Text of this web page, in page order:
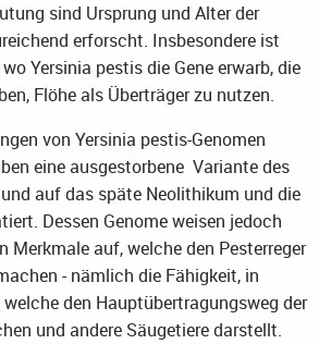
sind Ursprung und Alter der
erforscht. Insbesondere ist
Yersinia pestis die Gene erwarb, die
Flöhe als Überträger zu nutzen.
von Yersinia pestis-Genomen
eine ausgestorbene Variante des
auf das späte Neolithikum und die
Dessen Genome weisen jedoch
Merkmale auf, welche den Pesterreger
- nämlich die Fähigkeit, in
welche den Hauptübertragungsweg der
und andere Säugetiere darstellt.